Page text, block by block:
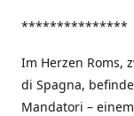
***************
Im Herzen Roms,
di Spagna,
Mandatori –